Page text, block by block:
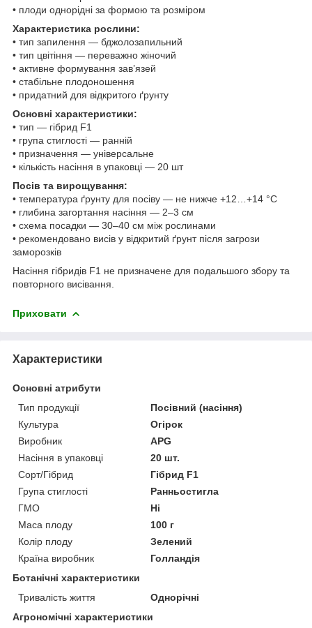
• плоди однорідні за формою та розміром
Характеристика рослини:
• тип запилення — бджолозапильний
• тип цвітіння — переважно жіночий
• активне формування зав’язей
• стабільне плодоношення
• придатний для відкритого ґрунту
Основні характеристики:
• тип — гібрид F1
• група стиглості — ранній
• призначення — універсальне
• кількість насіння в упаковці — 20 шт
Посів та вирощування:
• температура ґрунту для посіву — не нижче +12…+14 °C
• глибина загортання насіння — 2–3 см
• схема посадки — 30–40 см між рослинами
• рекомендовано висів у відкритий ґрунт після загрози
заморозків
Насіння гібридів F1 не призначене для подальшого збору та
повторного висівання.
Приховати
Характеристики
Основні атрибути
Тип продукції
Посівний (насіння)
Культура
Огірок
Виробник
APG
Насіння в упаковці
20 шт.
Сорт/Гібрид
Гібрид F1
Група стиглості
Ранньостигла
ГМО
Ні
Маса плоду
100 г
Колір плоду
Зелений
Країна виробник
Голландія
Ботанічні характеристики
Тривалість життя
Однорічні
Агрономічні характеристики